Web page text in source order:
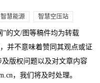
智慧能源 智慧空压站
”的文/图等稿件均为转载
并不意味着赞同其观点或证
版权问题以及对文章内容
，我们将及时处理。